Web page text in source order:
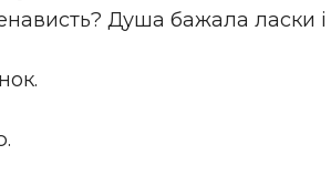
Душа бажала ласки